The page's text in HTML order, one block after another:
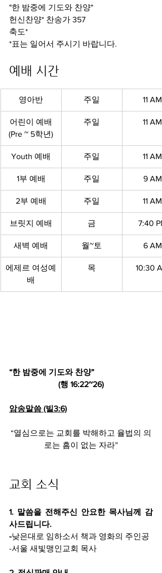
"한 밤중에 기도와 찬양"
헌신찬양* 찬송가 357
축도*
*표는 일어서 주시기 바랍니다.
예배 시간
영아반 주일 11 AM
어린이 예배
(Pre ~ 5학년)
주일 11 AM
Youth 예배 주일 11 AM
1부 예배 주일 9 AM
2부 예배 주일 11 AM
브릿지 예배 금 7:40 PM
새벽 예배 월~토 6 AM
에제르 여성예
배
목 10:30
“한 밤중에 기도와 찬양”
(행 16:22~26)
암송말씀 (빌3:6)
“열심으로는 교회를 박해하고 율법의 의
로는 흠이 없는 자라”
교회 소식
1. 말씀을 전해주신 안요한 목사님께 감
사드립니다.
-낮은대로 임하소서 책과 영화의 주인공
-서울 새빛맹인교회 목사